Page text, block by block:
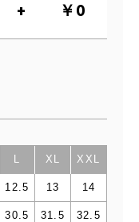
￥0
L XL XXL
12.5 13 14
30.5 31.5 32.5